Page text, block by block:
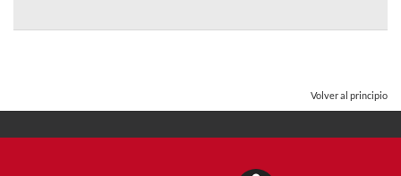
Volver al principio